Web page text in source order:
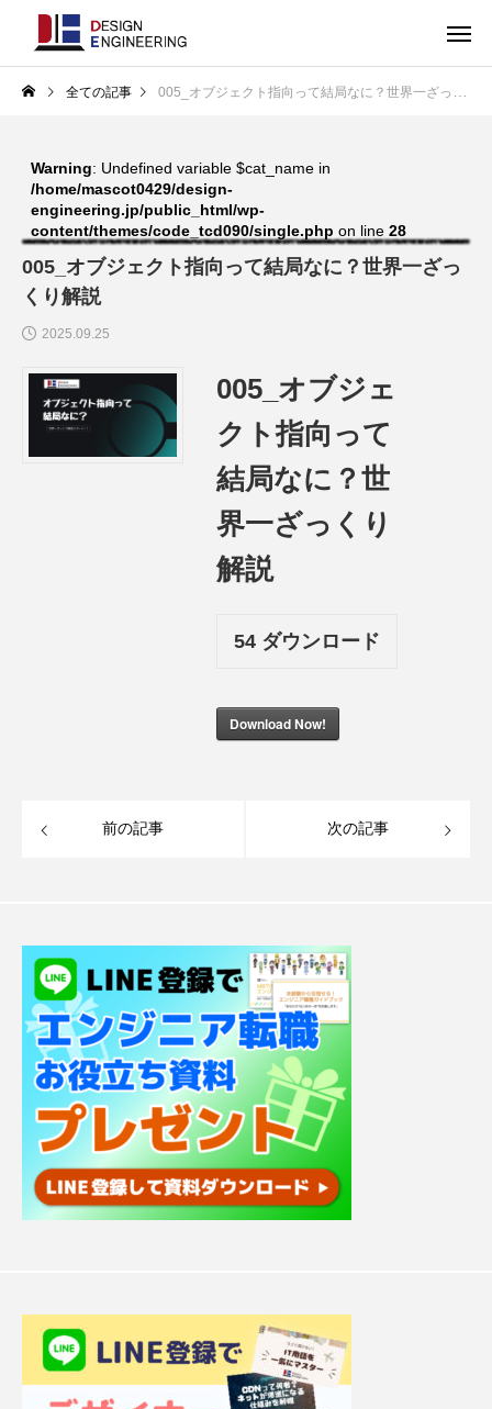
全ての記事 005_オブジェクト指向って結局なに？世界一ざっくり解説
Warning: Undefined variable $cat_name in
/home/mascot0429/design-
engineering.jp/public_html/wp-
content/themes/code_tcd090/single.php on line 28
005_オブジェクト指向って結局なに？世界一ざっ
くり解説
2025.09.25
005_オブジェ
クト指向って
結局なに？世
界一ざっくり
解説
54ダウンロード
Download Now!
前の記事 次の記事